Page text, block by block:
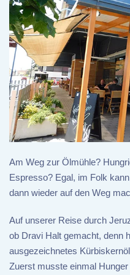
Am Weg zur Ölmühle?
Espresso? Egal, im Folk
dann wieder auf den Weg
Auf unserer Reise durch
ob Dravi Halt gemacht, denn
ausgezeichnetes
Zuerst musste einmal